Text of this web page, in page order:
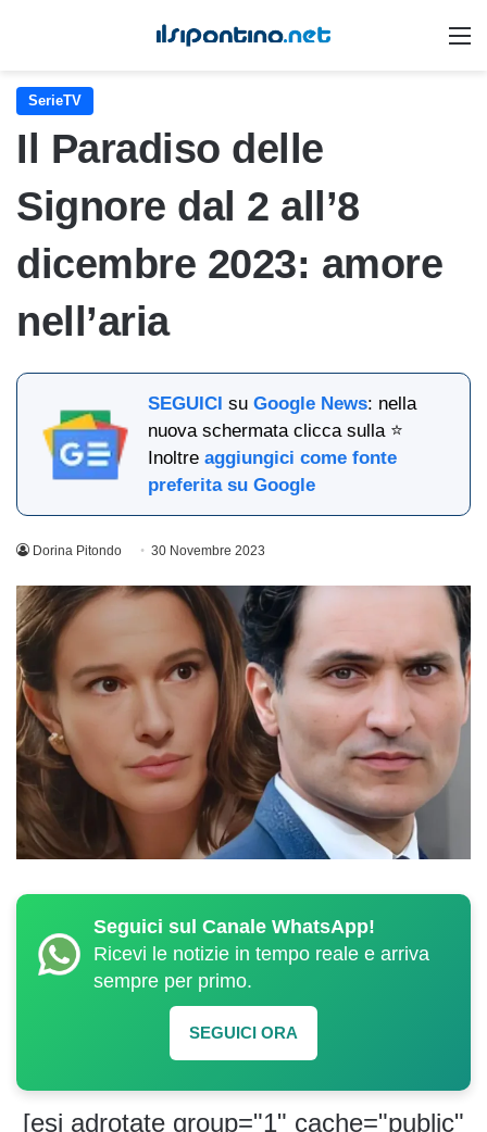
SerieTV
Il Paradiso delle
Signore dal 2 all’8
dicembre 2023: amore
nell’aria
SEGUICI suGoogle News: nella
nuova schermata clicca sulla ⭐
Inoltreaggiungici come fonte
preferita su Google
Dorina Pitondo 30 Novembre 2023
Seguici sul Canale WhatsApp!
Ricevi le notizie in tempo reale e arriva
sempre per primo.
SEGUICI ORA
[esi adrotate group="1" cache="public"